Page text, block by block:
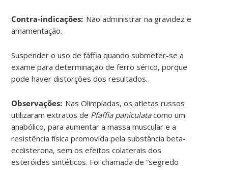
Contra-indicações: Não administrar na gravidez e
amamentação.
Suspender o uso de fáffia quando submeter-se a
exame para determinação de ferro sérico, porque
pode haver distorções dos resultados.
Observações: Nas Olimpíadas, os atletas russos
utilizaram extratos de Pfaffia paniculatacomo um
anabólico, para aumentar a massa muscular e a
resistência física promovida pela substância beta-
ecdisterona, sem os efeitos colaterais dos
esteróides sintéticos. Foi chamada de “segredo